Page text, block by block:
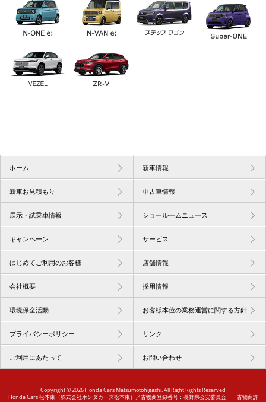
ホーム 新車情報
新車お見積もり 中古車情報
展示・試乗車情報 ショールームニュース
キャンペーン サービス
はじめてご利用のお客様 店舗情報
会社概要 採用情報
環境保全活動 お客様本位の業務運営に関する方針
プライバシーポリシー リンク
ご利用にあたって お問い合わせ
Copyright ©2026 Honda Cars Matsumotohigashi. All Right Rights Reserved
Honda Cars 松本東（株式会社ホンダカーズ松本東） ／古物商登録番号：長野県公安委員会 古物商許